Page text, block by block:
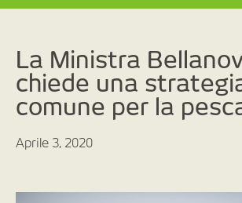
La Ministra
chiede una
comune per la
Aprile 3, 2020